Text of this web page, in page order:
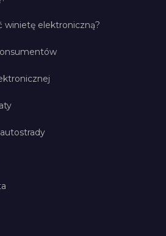
winietę elektroniczną?